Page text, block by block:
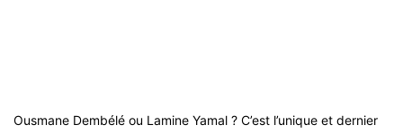
Ousmane Dembélé ou Lamine Yamal ? C’est l’unique et dernier